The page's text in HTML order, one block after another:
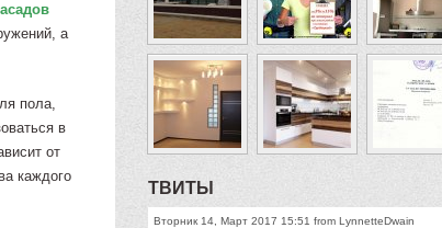
а
пола,
в
от
каждого
ТВИТЫ
Вторник 14, Март 2017 15:51 from LynnetteDwain